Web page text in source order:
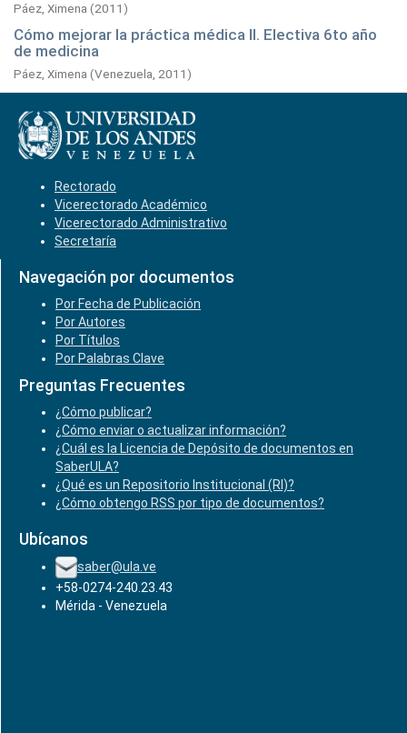
Páez, Ximena (2011)
Cómo mejorar la práctica médica II. Electiva 6to año
de medicina
Páez, Ximena (Venezuela, 2011)
Rectorado
Vicerectorado Académico
Vicerectorado Administrativo
Secretaría
Navegación por documentos
Por Fecha de Publicación
Por Autores
Por Títulos
Por Palabras Clave
Preguntas Frecuentes
¿Cómo publicar?
¿Cómo enviar o actualizar información?
¿Cuál es la Licencia de Depósito de documentos en
SaberULA?
¿Qué es un Repositorio Institucional (RI)?
¿Cómo obtengo RSS por tipo de documentos?
Ubícanos
saber@ula.ve
+58-0274-240.23.43
Mérida - Venezuela